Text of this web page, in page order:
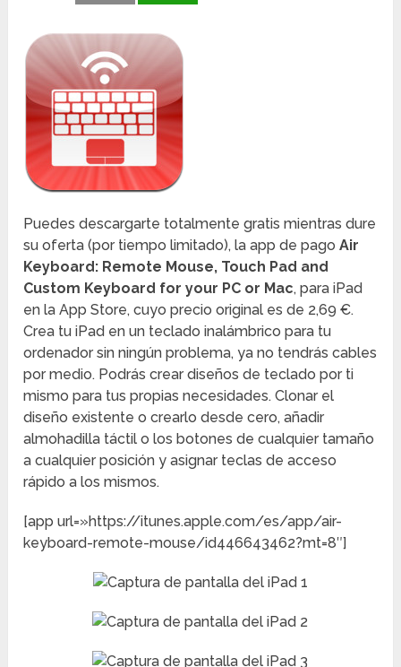
Puedes descargarte totalmente gratis mientras dure
su oferta (por tiempo limitado), la app de pagoAir
Keyboard: Remote Mouse, Touch Pad and
Custom Keyboard for your PC or Mac, para iPad
en la App Store, cuyo precio original es de 2,69 €.
Crea tu iPad en un teclado inalámbrico para tu
ordenador sin ningún problema, ya no tendrás cables
por medio. Podrás crear diseños de teclado por ti
mismo para tus propias necesidades. Clonar el
diseño existente o crearlo desde cero, añadir
almohadilla táctil o los botones de cualquier tamaño
a cualquier posición y asignar teclas de acceso
rápido a los mismos.
[app url=»https://itunes.apple.com/es/app/air-
keyboard-remote-mouse/id446643462?mt=8″]